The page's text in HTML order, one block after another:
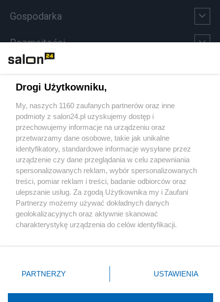
Gospodarka
Rozmaitości
Sport
Społeczeństwo
Kultura
X Facebook Instagram Youtube
Drogi Użytkowniku,
My, naszych 1160 zaufanych partnerów oraz inne
podmioty z salon24.pl uzyskujemy dostęp i
przechowujemy informacje na urządzeniu oraz
przetwarzamy dane osobowe, takie jak unikalne
identyfikatory, standardowe informacje wysyłane przez
urządzenie czy dane przeglądania w celu zapewniania
spersonalizowanych reklam, wybór spersonalizowanych
treści, pomiar reklam i treści, badanie odbiorców oraz
ulepszanie usług. Za zgodą Użytkownika my i Zaufani
Partnerzy możemy używać dokładnych danych
geolokalizacyjnych oraz aktywnie skanować
charakterystykę urządzenia do celów identyfikacji.
zmienić/wycofać klikając przycisk ustawień prywatności
znajdujący się w lewym dolnym rogu strony
rodzaje przetwarzania danych nie wymagają zgody
PARTNERZY USTAWIENIA